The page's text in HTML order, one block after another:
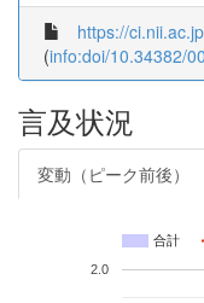
https://
(info:doi/10.34382/
言及状況
変動（ピーク前後）
合計
2.0